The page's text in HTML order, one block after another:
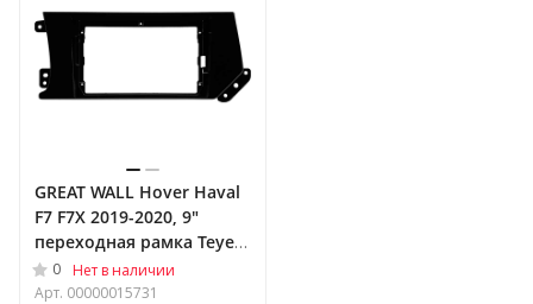
GREAT WALL Hover Haval
F7 F7X 2019-2020, 9"
переходная рамка Teyes
2014
0
Нет в наличии
Арт. 00000015731